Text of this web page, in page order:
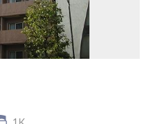
1K